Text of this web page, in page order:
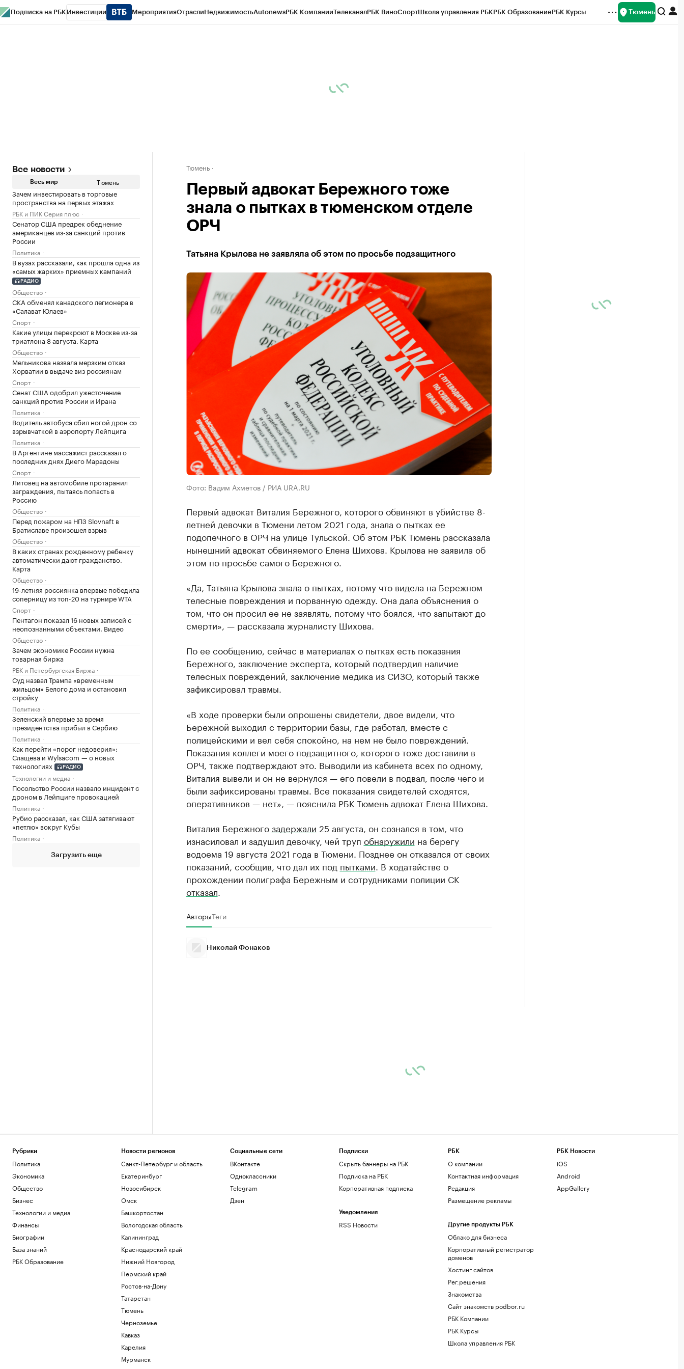
Подписка на РБК Инвестиции МероприятияОтраслиНедвижимостьAutonewsРБК КомпанииТелеканалРБК ВиноСпортШкола управления РБКРБК ОбразованиеРБК Курсы Тюмень
Все новости
Весь мир Тюмень
Зачем инвестировать в торговые
пространства на первых этажах
РБК и ПИК Серия плюс
Сенатор США предрек обеднение
американцев из-за санкций против
России
Политика
В вузах рассказали, как прошла одна из
«самых жарких» приемных кампаний
РАДИО
Общество
СКА обменял канадского легионера в
«Салават Юлаев»
Спорт
Какие улицы перекроют в Москве из-за
триатлона 8 августа. Карта
Общество
Мельникова назвала мерзким отказ
Хорватии в выдаче виз россиянам
Спорт
Сенат США одобрил ужесточение
санкций против России и Ирана
Политика
Водитель автобуса сбил ногой дрон со
взрывчаткой в аэропорту Лейпцига
Политика
В Аргентине массажист рассказал о
последних днях Диего Марадоны
Спорт
Литовец на автомобиле протаранил
заграждения, пытаясь попасть в
Россию
Общество
Перед пожаром на НПЗ Slovnaft в
Братиславе произошел взрыв
Общество
В каких странах рожденному ребенку
автоматически дают гражданство.
Карта
Общество
19-летняя россиянка впервые победила
соперницу из топ-20 на турнире WTA
Спорт
Пентагон показал 16 новых записей с
неопознанными объектами. Видео
Общество
Зачем экономике России нужна
товарная биржа
РБК и Петербургская Биржа
Суд назвал Трампа «временным
жильцом» Белого дома и остановил
стройку
Политика
Зеленский впервые за время
президентства прибыл в Сербию
Политика
Как перейти «порог недоверия»:
Слащева и Wylsacom — о новых
технологиях
РАДИО
Технологии и медиа
Посольство России назвало инцидент с
дроном в Лейпциге провокацией
Политика
Рубио рассказал, как США затягивают
«петлю» вокруг Кубы
Политика
Загрузить еще
Тюмень
Первый адвокат Бережного тоже
знала о пытках в тюменском отделе
ОРЧ
Татьяна Крылова не заявляла об этом по просьбе подзащитного
Фото: Вадим Ахметов / РИА URA.RU
Первый адвокат Виталия Бережного, которого обвиняют в убийстве 8-
летней девочки в Тюмени летом 2021 года, знала о пытках ее
подопечного в ОРЧ на улице Тульской. Об этом РБК Тюмень рассказала
нынешний адвокат обвиняемого Елена Шихова. Крылова не заявила об
этом по просьбе самого Бережного.
«Да, Татьяна Крылова знала о пытках, потому что видела на Бережном
телесные повреждения и порванную одежду. Она дала объяснения о
том, что он просил ее не заявлять, потому что боялся, что запытают до
смерти», — рассказала журналисту Шихова.
По ее сообщению, сейчас в материалах о пытках есть показания
Бережного, заключение эксперта, который подтвердил наличие
телесных повреждений, заключение медика из СИЗО, который также
зафиксировал травмы.
«В ходе проверки были опрошены свидетели, двое видели, что
Бережной выходил с территории базы, где работал, вместе с
полицейскими и вел себя спокойно, на нем не было повреждений.
Показания коллеги моего подзащитного, которого тоже доставили в
ОРЧ, также подтверждают это. Выводили из кабинета всех по одному,
Виталия вывели и он не вернулся — его повели в подвал, после чего и
были зафиксированы травмы. Все показания свидетелей сходятся,
оперативников — нет», — пояснила РБК Тюмень адвокат Елена Шихова.
Виталия Бережногозадержали 25 августа, он сознался в том, что
изнасиловал и задушил девочку, чей труп обнаружили на берегу
водоема 19 августа 2021 года в Тюмени. Позднее он отказался от своих
показаний, сообщив, что дал их под пытками . В ходатайстве о
прохождении полиграфа Бережным и сотрудниками полиции СК
отказал
АвторыТеги
Николай Фонаков
Рубрики
Политика
Экономика
Общество
Бизнес
Технологии и медиа
Финансы
Биографии
База знаний
РБК Образование
Новости регионов
Санкт-Петербург и область
Екатеринбург
Новосибирск
Омск
Башкортостан
Вологодская область
Калининград
Краснодарский край
Нижний Новгород
Пермский край
Ростов-на-Дону
Татарстан
Тюмень
Черноземье
Кавказ
Карелия
Мурманск
Социальные сети
ВКонтакте
Одноклассники
Telegram
Дзен
Подписки
Скрыть баннеры на РБК
Подписка на РБК
Корпоративная подписка
Уведомления
RSS Новости
РБК
О компании
Контактная информация
Редакция
Размещение рекламы
Другие продукты РБК
Облако для бизнеса
Корпоративный регистратор
доменов
Хостинг сайтов
Рег.решения
Знакомства
Сайт знакомств podbor.ru
РБК Компании
РБК Курсы
Школа управления РБК
РБК Новости
iOS
Android
AppGallery